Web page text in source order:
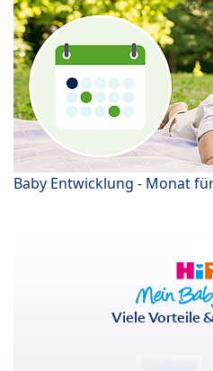
Baby Entwicklung - Monat
Viele Vorteile